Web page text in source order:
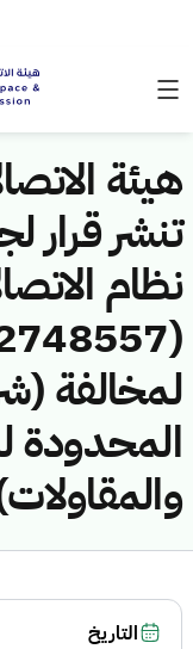
هيئة
تنشر قرار
نظام
لمخالفة
المحدودة
التاريخ